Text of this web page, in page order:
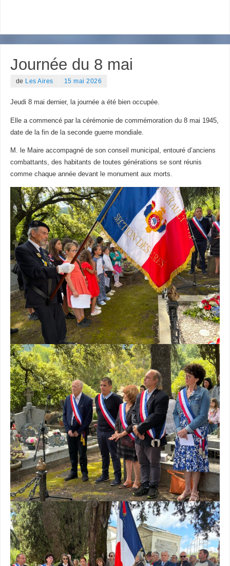
Journée du 8 mai
de Les Aires 15 mai 2026
Jeudi 8 mai dernier, la journée a été bien occupée.
Elle a commencé par la cérémonie de commémoration du 8 mai 1945,
date de la fin de la seconde guerre mondiale.
M. le Maire accompagné de son conseil municipal, entouré d’anciens
combattants, des habitants de toutes générations se sont réunis
comme chaque année devant le monument aux morts.